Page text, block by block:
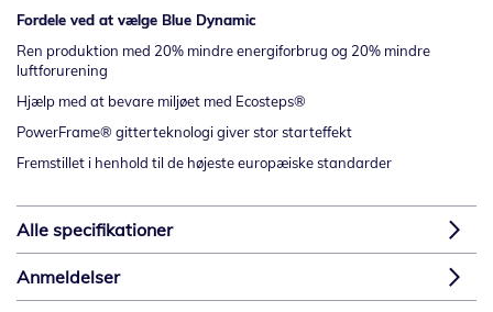
Fordele ved at vælge Blue Dynamic
Ren produktion med 20% mindre energiforbrug og 20% mindre
luftforurening
Hjælp med at bevare miljøet med Ecosteps®
PowerFrame® gitterteknologi giver stor starteffekt
Fremstillet i henhold til de højeste europæiske standarder
Alle specifikationer
Anmeldelser